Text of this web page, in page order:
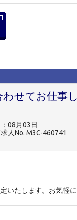
せてお仕事し
08月03日
人No. M3C-460741
いたします。お気軽に